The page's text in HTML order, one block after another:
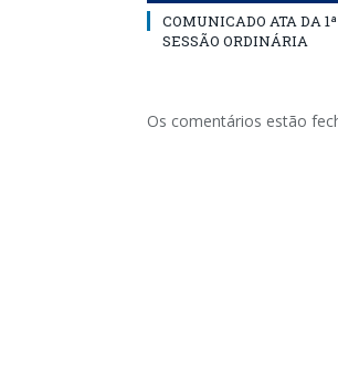
COMUNICADO ATA DA 1ª
SESSÃO ORDINÁRIA
Os comentários estão